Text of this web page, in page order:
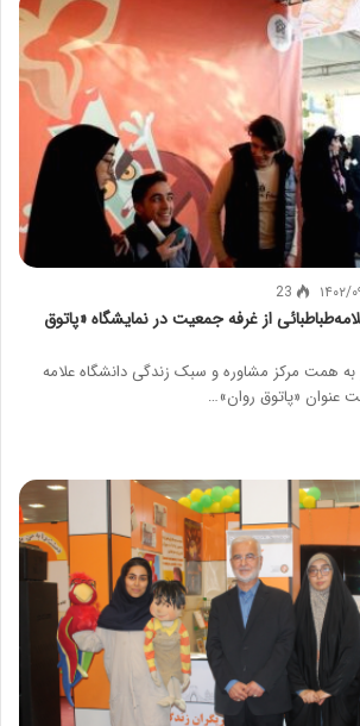
۰۹/۱۵ 23
از غرفه جمعیت در نمایشگاه «پاتوق
همت مرکز مشاوره و سبک زندگی دانشگاه علامه
عنوان «پاتوق روان»…